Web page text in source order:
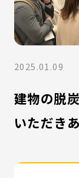
2025.01.09
建物の脱
いただき